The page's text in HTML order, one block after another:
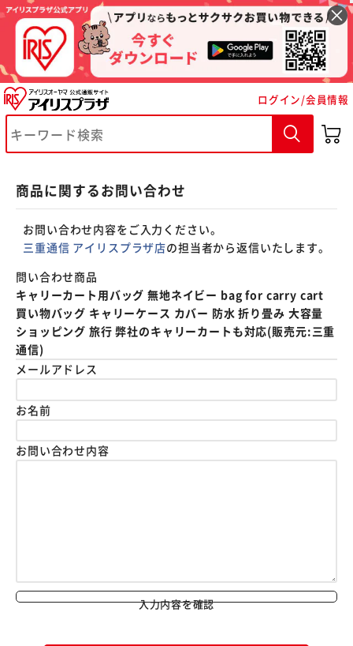
ログイン/会員情報
商品に関するお問い合わせ
お問い合わせ内容をご入力ください。
三重通信 アイリスプラザ店の担当者から返信いたします。
問い合わせ商品
キャリーカート用バッグ 無地ネイビー bag for carry cart
買い物バッグ キャリーケース カバー 防水 折り畳み 大容量
ショッピング 旅行 弊社のキャリーカートも対応(販売元:三重
通信)
メールアドレス
お名前
お問い合わせ内容
入力内容を確認
※ご確認ください
カートに入れる